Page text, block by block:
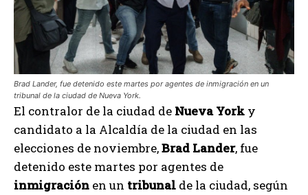
Brad Lander, fue detenido este martes por agentes de inmigración en un
tribunal de la ciudad de Nueva York.
El contralor de la ciudad de Nueva York y
candidato a la Alcaldía de la ciudad en las
elecciones de noviembre,Brad Lander, fue
detenido este martes por agentes de
inmigración en un tribunal de la ciudad, según